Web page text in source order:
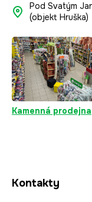
Pod Svatým
(objekt Hruška)
Kamenná prodejna
Kontakty